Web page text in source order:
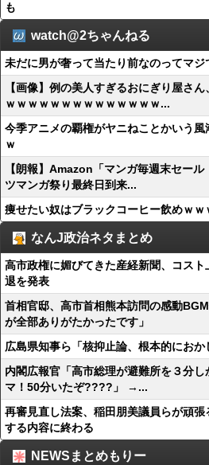
も
watch@2ちゃんねる
未だに男が奢って当たり前なのってマジ
【画像】例の美人すぎるおにぎり屋さ
ｗｗｗｗｗｗｗｗｗｗｗｗｗｗ...
今季アニメの覇権がヤニねことかいう
ｗ
【朗報】Amazon「マンガ毎週末セー
ツマンガ祭り最終日到来...
痩せたい奴はブラックコーヒー飲めｗｗ
なんJ政治ネタまとめ
高市政権に媚びてきた産経新聞、コス
退を発表
首相官邸、高市首相熊本訪問の感動
が全部ありがたかったです」
広島県知事ら「核抑止論、根本的におか
内閣広報官「高市総理が避難所を３分
マ！50分いたぞ????」 →...
再審見直し法案、稲田朋美議員らが頑
する内容に終わる
NEWSまとめもりー